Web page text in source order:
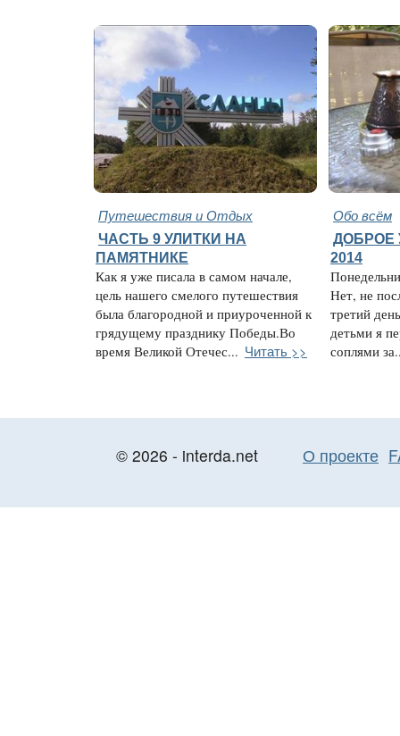
Путешествия и Отдых Обо всём
ЧАСТЬ 9 УЛИТКИ НА
ПАМЯТНИКЕ
Как я уже писала в самом начале,
цель нашего смелого путешествия
была благородной и приуроченной к
грядущему празднику Победы.Во
время Великой Отечес... Читать >>
ДОБРОЕ
2014
Нет, не
третий
детьми я
соплями
© 2026 - interda.net О проекте